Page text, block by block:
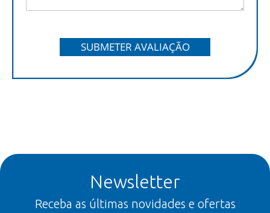
SUBMETER AVALIAÇÃO
Newsletter
Receba as últimas novidades e ofertas